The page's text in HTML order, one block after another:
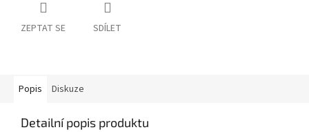
ZEPTAT SE SDÍLET
Popis Diskuze
Detailní popis produktu